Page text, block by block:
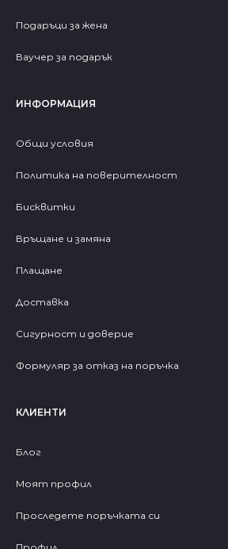
Подаръци за жена
Ваучер за подарък
ИНФОРМАЦИЯ
Общи условия
Политика на поверителност
Бисквитки
Връщане и замяна
Плащане
Доставка
Сигурност и доверие
Формуляр за отказ на поръчка
КЛИЕНТИ
Блог
Моят профил
Проследете поръчката си